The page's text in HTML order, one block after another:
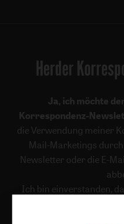
Herder
Ja, ich möchte
Korrespondenz-
die Verwendung meiner
Mail-Marketings durch
Newsletter oder die E-
Ich bin einverstanden,